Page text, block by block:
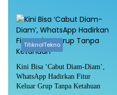
TitiknolTekno
Kini Bisa ‘Cabut Diam-Diam’,
WhatsApp Hadirkan Fitur
Keluar Grup Tanpa Ketahuan